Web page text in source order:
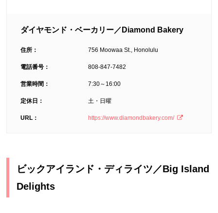
ダイヤモンド・ベーカリー／Diamond Bakery
住所： 756 Moowaa St., Honolulu
電話番号： 808-847-7482
営業時間： 7:30～16:00
定休日： 土・日曜
URL： https://www.diamondbakery.com/
ビックアイランド・ディライツ／Big Island
Delights